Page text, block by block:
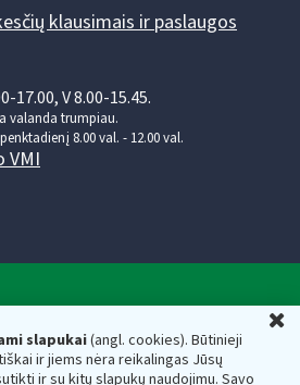
slapukai(angl. cookies). Būtinieji
ir jiems nėra reikalingas Jūsų
ir su kitų slapukų naudojimu. Savo
klausimais ir paslaugos
17.00, V 8.00-15.45.
valanda trumpiau.
8.00 val. - 12.00 val.
VMI
ministerijos
asmens kodas — 188659752,